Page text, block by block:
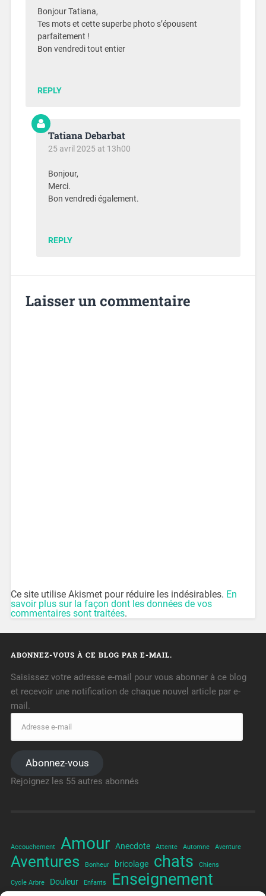
Bonjour Tatiana,
Tes mots et cette superbe photo s’épousent
parfaitement !
Bon vendredi tout entier
REPLY
Tatiana Debarbat
25 avril 2025 at 13h00
Bonjour,
Merci.
Bon vendredi également.
REPLY
Laisser un commentaire
Ce site utilise Akismet pour réduire les indésirables. En
savoir plus sur la façon dont les données de vos
commentaires sont traitées.
ABONNEZ-VOUS À CE BLOG PAR E-MAIL.
Saisissez votre adresse e-mail pour vous abonner à ce blog
et recevoir une notification de chaque nouvel article par e-
mail.
Abonnez-vous
Rejoignez les 55 autres abonnés
Accouchement Amour Anecdote Attente Automne Aventure
Aventures Bonheur bricolage chats Chiens
Cycle Arbre Douleur Enfants Enseignement